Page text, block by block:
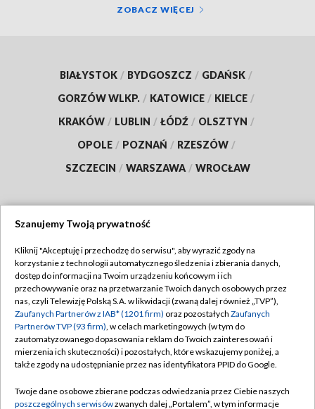
ZOBACZ WIĘCEJ
BIAŁYSTOK / BYDGOSZCZ / GDAŃSK /
GORZÓW WLKP. / KATOWICE / KIELCE /
KRAKÓW / LUBLIN / ŁÓDŹ / OLSZTYN /
OPOLE / POZNAŃ / RZESZÓW /
SZCZECIN / WARSZAWA / WROCŁAW
TVP
Abonament TVP
Emisja w TVP
Centrum informacji TVP
Naziemna Telewizja Cyfrowa
Rada Programowa
Regulamin TVP
Polityka prywatności
Moje zgody
Pomoc
Kontakt
Szanujemy Twoją prywatność
Kliknij "Akceptuję i przechodzę do serwisu", aby wyrazić zgody na
korzystanie z technologii automatycznego śledzenia i zbierania danych,
dostęp do informacji na Twoim urządzeniu końcowym i ich
przechowywanie oraz na przetwarzanie Twoich danych osobowych przez
nas, czyli Telewizję Polską S.A. w likwidacji (zwaną dalej również „TVP”),
Zaufanych Partnerów z IAB* (1201 firm) oraz pozostałych Zaufanych
Partnerów TVP (93 firm), w celach marketingowych (w tym do
zautomatyzowanego dopasowania reklam do Twoich zainteresowań i
mierzenia ich skuteczności) i pozostałych, które wskazujemy poniżej, a
także zgody na udostępnianie przez nas identyfikatora PPID do Google.
Twoje dane osobowe zbierane podczas odwiedzania przez Ciebie naszych
poszczególnych serwisówzwanych dalej „Portalem”, w tym informacje